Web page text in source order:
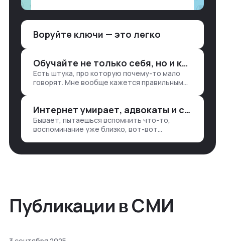
аналитикой лет 15 назад, нужно было:
продажи, заявки, прогресс по проекту
— все ручками
Воруйте ключи — это легко
Обучайте не только себя, но и клиентов
Есть штука, про которую почему-то мало
говорят. Мне вообще кажется правильным
хватаешь у клиента: е…
Интернет умирает, адвокаты и судьи в растерянности, а я хочу песню
Бывает, пытаешься вспомнить что-то,
воспоминание уже близко, вот-вот
неделями, если сильно не повезе…
Публикации в СМИ